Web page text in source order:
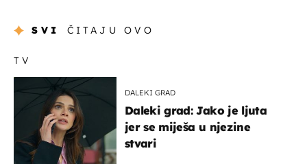
SVI ČITAJU OVO
TV
DALEKI GRAD
Daleki grad: Jako je ljuta
jer se miješa u njezine
stvari